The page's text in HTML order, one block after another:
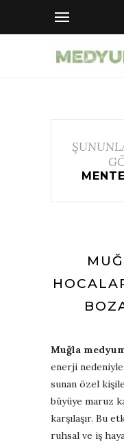
Muğla
enerji
sunan özel
büyüye maruz
karşılaşır. Bu
ruhsal ve iş